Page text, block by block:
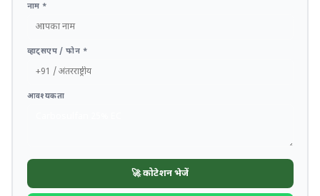
नाम *
व्हाट्सएप / फोन *
आवश्यकता
🚀 कोटेशन भेजें